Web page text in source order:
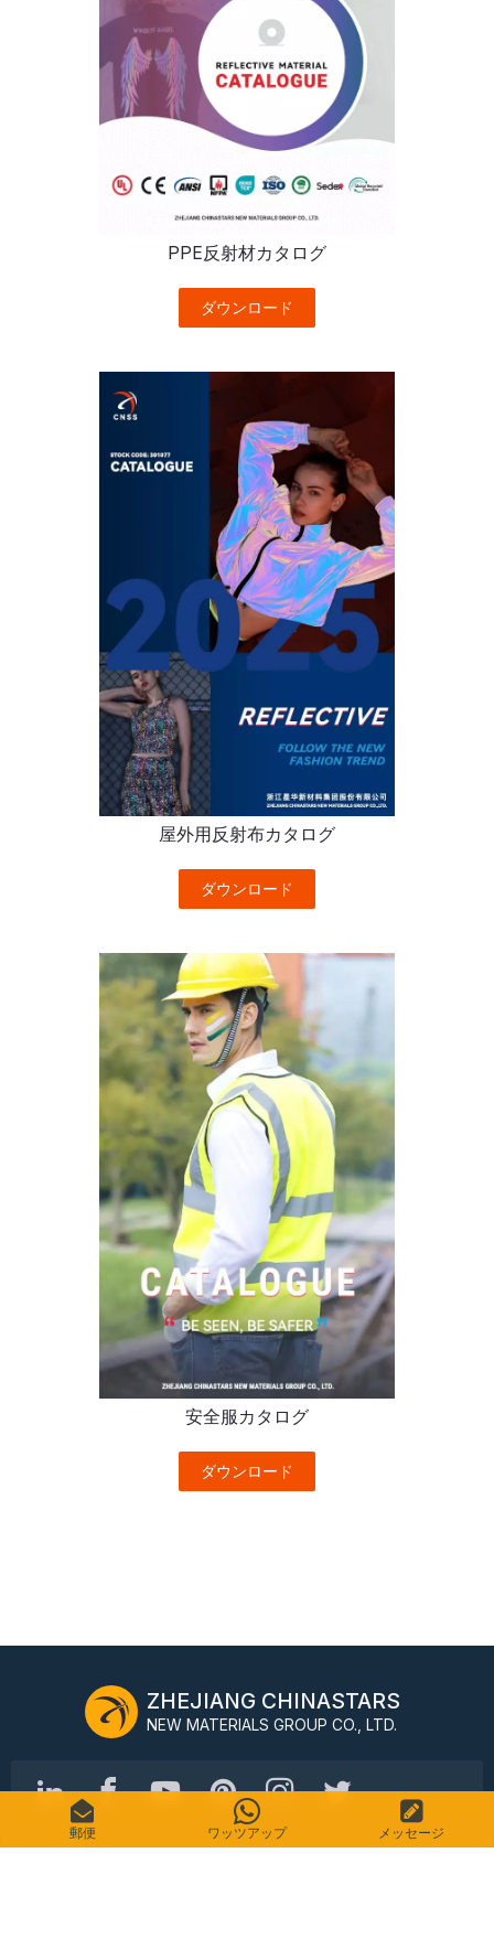
PPE反射材カタログ
ダウンロード
屋外用反射布カタログ
ダウンロード
安全服カタログ
ダウンロード
ZHEJIANG CHINASTARS
NEW MATERIALS GROUP CO., LTD.
郵便 ワッツアップ メッセージ